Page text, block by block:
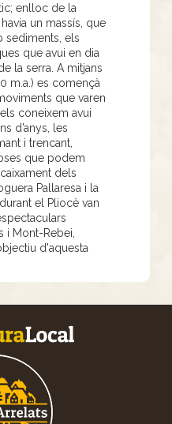
enlloc de la
un massís, que
sediments, els
que avui en dia
la serra. A mitjans
m.a.) es començà
que varen
coneixem avui
d’anys, les
i trencant,
que podem
dels
Pallaresa i la
el Pliocè van
i Mont-Rebei,
d'aquesta